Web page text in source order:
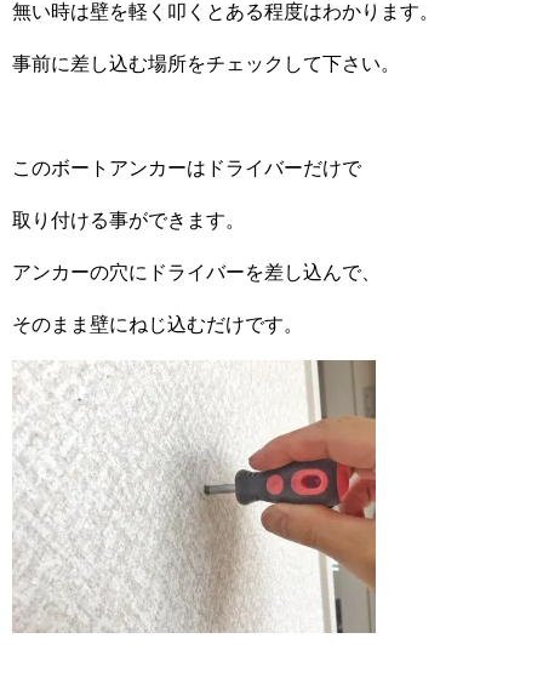
無い時は壁を軽く叩くとある程度はわかります。
事前に差し込む場所をチェックして下さい。
このボートアンカーはドライバーだけで
取り付ける事ができます。
アンカーの穴にドライバーを差し込んで、
そのまま壁にねじ込むだけです。